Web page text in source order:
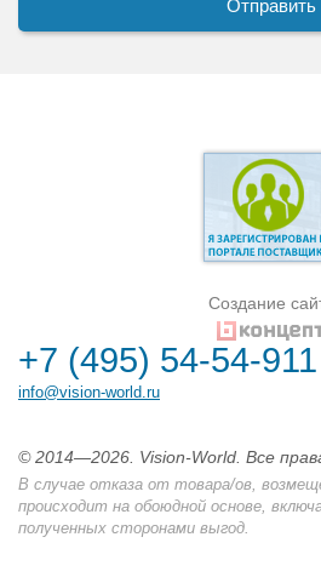
Создание
+7 (495) 54-54-911
info@vision-world.ru
© 2014—2026. Vision-World. Все
В случае отказа от товара/ов,
происходит на обоюдной основе,
полученных сторонами выгод.